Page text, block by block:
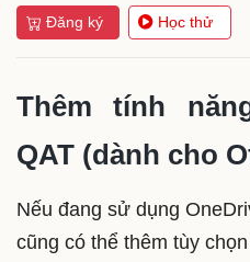
Đăng ký Học thử
Thêm tính
QAT (dành cho
Nếu đang sử dụng
cũng có thể thêm tùy